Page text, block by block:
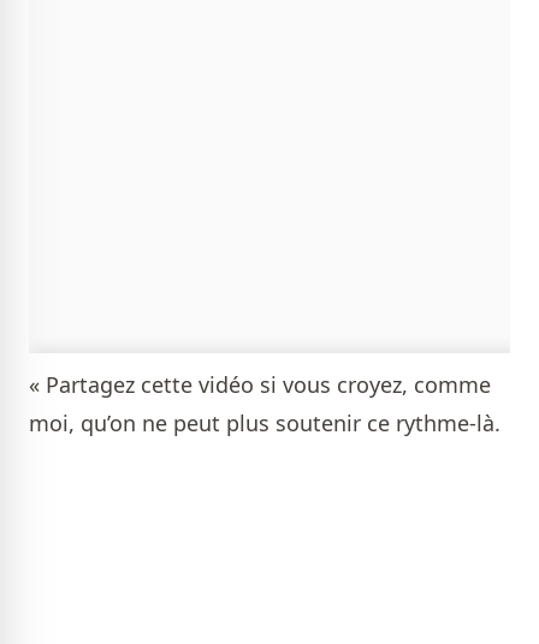
« Partagez cette vidéo si vous croyez, comme
moi, qu’on ne peut plus soutenir ce rythme-là.